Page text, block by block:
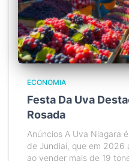
ECONOMIA
Festa Da Uva
Rosada
Anúncios A Uva Niagara
de Jundiaí, que em 2026
ao vender mais de 19